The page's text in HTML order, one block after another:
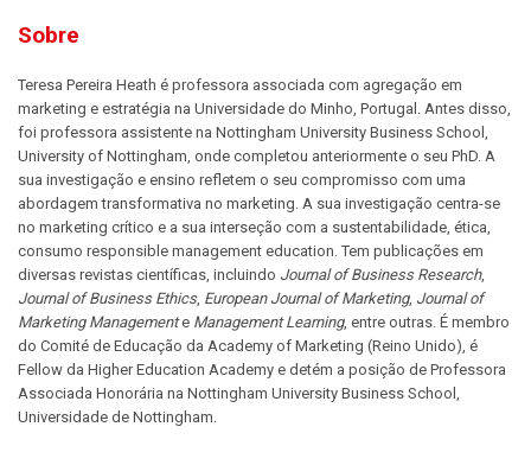
Sobre
Teresa Pereira Heath é professora associada com agregação em
marketing e estratégia na Universidade do Minho, Portugal. Antes disso,
foi professora assistente na Nottingham University Business School,
University of Nottingham, onde completou anteriormente o seu PhD. A
sua investigação e ensino refletem o seu compromisso com uma
abordagem transformativa no marketing. A sua investigação centra-se
no marketing crítico e a sua interseção com a sustentabilidade, ética,
consumo responsible management education. Tem publicações em
diversas revistas científicas, incluindo Journal of Business Research,
Journal of Business Ethics, European Journal of Marketing, Journal of
Marketing Managemente Management Learning, entre outras. É membro
do Comité de Educação da Academy of Marketing (Reino Unido), é
Fellow da Higher Education Academy e detém a posição de Professora
Associada Honorária na Nottingham University Business School,
Universidade de Nottingham.